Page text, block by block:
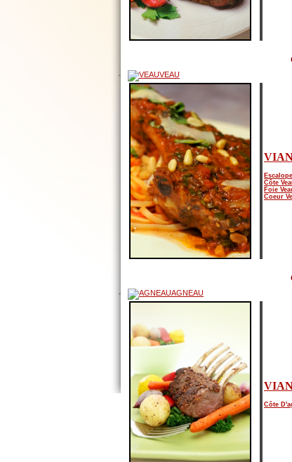
VEAU
Côte
Foie
Coeur
AGNEAU
Côte